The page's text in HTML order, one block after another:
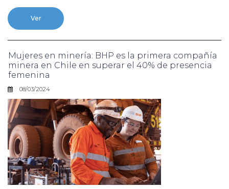
Ver
Mujeres en minería: BHP es la primera compañía
minera en Chile en superar el 40% de presencia
femenina
08/03/2024